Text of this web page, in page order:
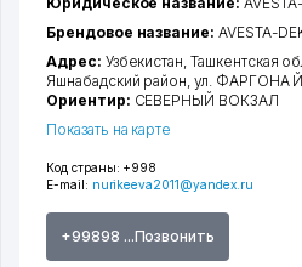
Код страны: +998
E-mail: nurikeeva2011@yandex.ru
+99898 ...Позвонить
Брендовое название: AVESTA-
Адрес: Узбекистан,Ташкентская
Яшнабадский район ,ул. ФАРГОНА
Ориентир: СЕВЕРНЫЙ ВОКЗАЛ
Показать на карте